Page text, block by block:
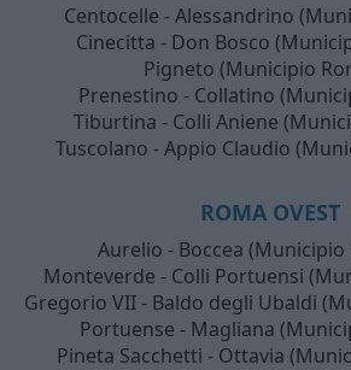
Centocelle - Alessandrino
Cinecitta - Don Bosco
Pigneto (Municipio
Prenestino - Collatino
Tiburtina - Colli Aniene
Tuscolano - Appio Claudio
ROMA OVEST
Aurelio - Boccea (Municipio
Monteverde - Colli Portuensi
Gregorio VII - Baldo degli Ubaldi
Portuense - Magliana
Pineta Sacchetti - Ottavia